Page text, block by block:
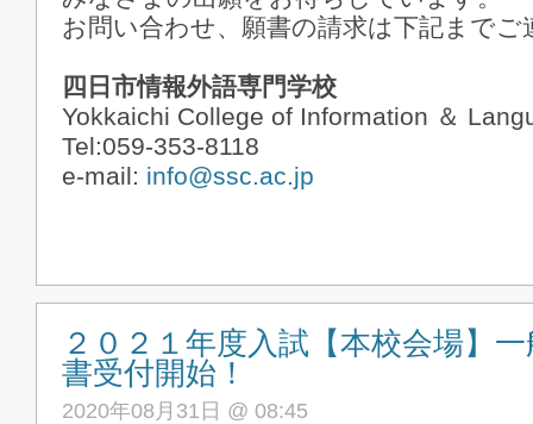
お問い合わせ、願書の請求は下記までご
四日市情報外語専門学校
Yokkaichi College of Information ＆
Tel:059-353-8118
e-mail: info@ssc.ac.jp
２０２１年度入試【本校会場】
書受付開始！
2020年08月31日 @ 08:45